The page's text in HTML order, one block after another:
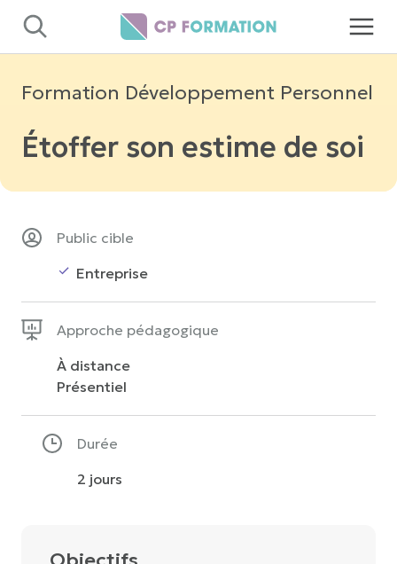
Panneau de gestion des cookies
Formation Développement Personnel
Étoffer son estime de soi
Public cible
Entreprise
Approche pédagogique
À distance
Présentiel
Durée
2 jours